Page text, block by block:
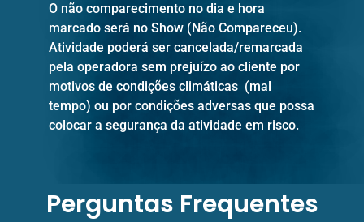
O não comparecimento no dia e hora
marcado será no Show (Não Compareceu).
Atividade poderá ser cancelada/remarcada
pela operadora sem prejuízo ao cliente por
motivos de condições climáticas (mal
tempo) ou por condições adversas que possa
colocar a segurança da atividade em risco.
Perguntas Frequentes